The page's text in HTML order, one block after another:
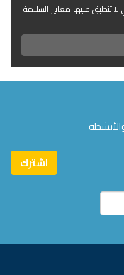
تنطبق عليها معايير السلامة